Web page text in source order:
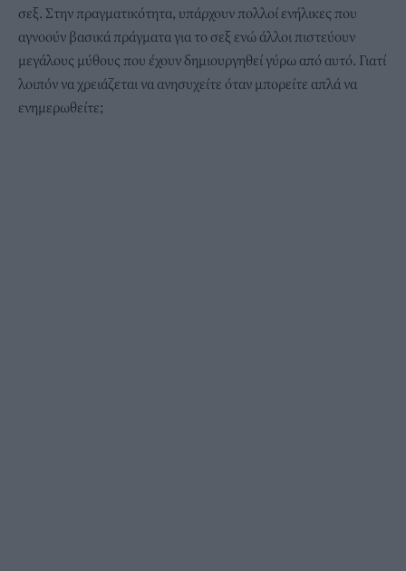
σεξ. Στην πραγματικότητα, υπάρχουν πολλοί ενήλικες που
αγνοούν βασικά πράγματα για το σεξ ενώ άλλοι πιστεύουν
μεγάλους μύθους που έχουν δημιουργηθεί γύρω από αυτό. Γιατί
λοιπόν να χρειάζεται να ανησυχείτε όταν μπορείτε απλά να
ενημερωθείτε;